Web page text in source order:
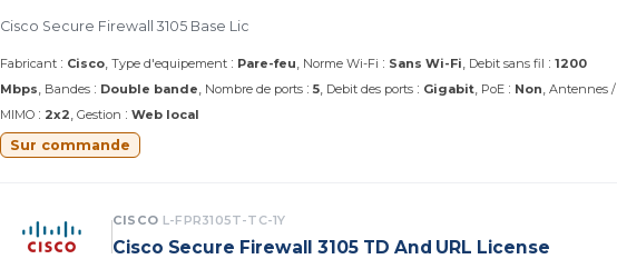
Cisco Secure Firewall 3105 Base Lic
Fabricant : Cisco Type d'equipement : Pare-feu Norme Wi-Fi : Sans Wi-Fi Debit sans fil : 1200
Mbps Bandes : Double bande Nombre de ports : 5 Debit des ports : Gigabit PoE : Non Antennes /
MIMO : 2x2 Gestion : Web local
Sur commande
CISCO L-FPR3105T-TC-1Y
Cisco Secure Firewall 3105 TD And URL License